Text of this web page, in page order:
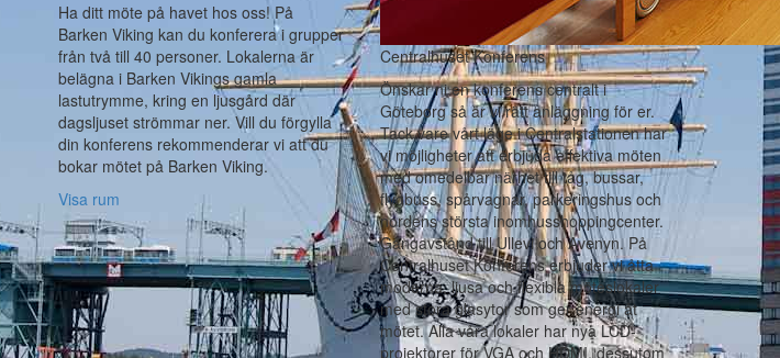
Ha ditt möte på havet hos oss! På
Barken Viking kan du konferera i grupper
från två till 40 personer. Lokalerna är
belägna i Barken Vikings gamla
lastutrymme, kring en ljusgård där
dagsljuset strömmar ner. Vill du förgylla
din konferens rekommenderar vi att du
bokar mötet på Barken Viking.
Visa rum
Centralhuset Konferens
Önskar ni en konferens centralt i
Göteborg så är vi rätt anläggning för er.
Tack vare vårt läge i Centralstationen har
vi möjligheter att erbjuda effektiva möten
med omedelbar närhet till tåg, bussar,
flygbuss, spårvagnar, parkeringshus och
nordens största inomhusshoppingcenter.
Gångavstånd till Ullevi och Avenyn. På
Centralhuset Konferens erbjuder vi åtta
moderna, ljusa och flexibla möteslokaler
med stora glasytor som ger energi åt
mötet. Alla våra lokaler har nya LCD-
projektorer för VGA och HDMI, dessutom